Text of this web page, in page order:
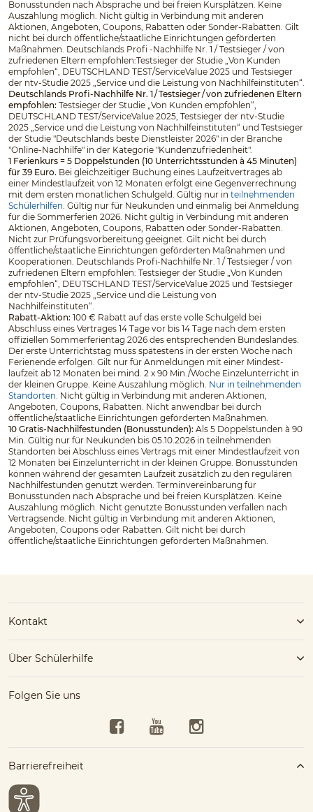
Bonusstunden nach Absprache und bei freien Kursplätzen. Keine
Auszahlung möglich. Nicht gültig in Verbindung mit anderen
Aktionen, Angeboten, Coupons, Rabatten oder Sonder-Rabatten. Gilt
nicht bei durch öffentliche/staatliche Einrichtungen geförderten
Maßnahmen. Deutschlands Profi -Nachhilfe Nr. 1 / Testsieger / von
zufriedenen Eltern empfohlen:Testsieger der Studie „Von Kunden
empfohlen“, DEUTSCHLAND TEST/ServiceValue 2025 und Testsieger
der ntv-Studie 2025 „Service und die Leistung von Nachhilfeinstituten“.
Deutschlands Profi-Nachhilfe Nr. 1 / Testsieger / von zufriedenen Eltern
empfohlen: Testsieger der Studie „Von Kunden empfohlen“,
DEUTSCHLAND TEST/ServiceValue 2025, Testsieger der ntv-Studie
2025 „Service und die Leistung von Nachhilfeinstituten“ und Testsieger
der Studie "Deutschlands beste Dienstleister 2026" in der Branche
"Online-Nachhilfe" in der Kategorie "Kundenzufriedenheit".
1 Ferienkurs = 5 Doppelstunden (10 Unterrichtsstunden à 45 Minuten)
für 39 Euro. Bei gleichzeitiger Buchung eines Laufzeitvertrages ab
einer Mindestlaufzeit von 12 Monaten erfolgt eine Gegenverrechnung
mit dem ersten monatlichen Schulgeld. Gültig nur in teilnehmenden
Schülerhilfen. Gültig nur für Neukunden und einmalig bei Anmeldung
für die Sommerferien 2026. Nicht gültig in Verbindung mit anderen
Aktionen, Angeboten, Coupons, Rabatten oder Sonder-Rabatten.
Nicht zur Prüfungsvorbereitung geeignet. Gilt nicht bei durch
öffentliche/staatliche Einrichtungen geförderten Maßnahmen und
Kooperationen. Deutschlands Profi-Nachhilfe Nr. 1 / Testsieger / von
zufriedenen Eltern empfohlen: Testsieger der Studie „Von Kunden
empfohlen“, DEUTSCHLAND TEST/ServiceValue 2025 und Testsieger
der ntv-Studie 2025 „Service und die Leistung von
Nachhilfeinstituten“.
Rabatt-Aktion: 100 € Rabatt auf das erste volle Schulgeld bei
Abschluss eines Vertrages 14 Tage vor bis 14 Tage nach dem ersten
offiziellen Sommerferientag 2026 des entsprechenden Bundeslandes.
Der erste Unterrichtstag muss spätestens in der ersten Woche nach
Ferienende erfolgen. Gilt nur für Anmeldungen mit einer Mindest­
laufzeit ab 12 Monaten bei mind. 2 x 90 Min./Woche Einzelunterricht in
der kleinen Gruppe. Keine Auszahlung möglich. Nur in teilnehmenden
Standorten. Nicht gültig in Verbindung mit anderen Aktionen,
Angeboten, Coupons, Rabatten. Nicht anwendbar bei durch
öffentliche/staatliche Einrichtungen geförderten Maßnahmen.
10 Gratis-Nachhilfestunden (Bonusstunden): Als 5 Doppelstunden à 90
Min. Gültig nur für Neukunden bis 05.10.2026 in teilnehmenden
Standorten bei Abschluss eines Vertrags mit einer Mindestlaufzeit von
12 Monaten bei Einzelunterricht in der kleinen Gruppe. Bonusstunden
können während der gesamten Laufzeit zusätzlich zu den regulären
Nachhilfestunden genutzt werden. Terminvereinbarung für
Bonusstunden nach Absprache und bei freien Kursplätzen. Keine
Auszahlung möglich. Nicht genutzte Bonusstunden verfallen nach
Vertragsende. Nicht gültig in Verbindung mit anderen Aktionen,
Angeboten, Coupons oder Rabatten. Gilt nicht bei durch
öffentliche/staatliche Einrichtungen geförderten Maßnahmen.
Kontakt
Über Schülerhilfe
Folgen Sie uns
FacebookYouTubeInstagram
Barrierefreiheit